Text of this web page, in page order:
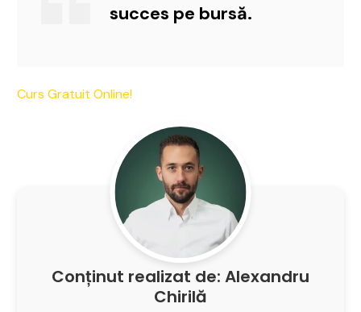
succes pe bursă.
Curs Gratuit Online!
Conținut realizat de: Alexandru
Chirilă